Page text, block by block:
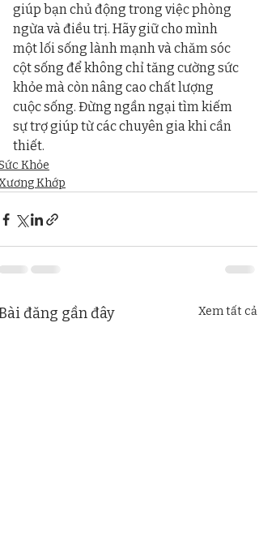
giúp bạn chủ động trong việc phòng
ngừa và điều trị. Hãy giữ cho mình
một lối sống lành mạnh và chăm sóc
cột sống để không chỉ tăng cường sức
khỏe mà còn nâng cao chất lượng
cuộc sống. Đừng ngần ngại tìm kiếm
sự trợ giúp từ các chuyên gia khi cần
thiết.
Khỏe
Khớp
đăng gần đây Xem tất cả